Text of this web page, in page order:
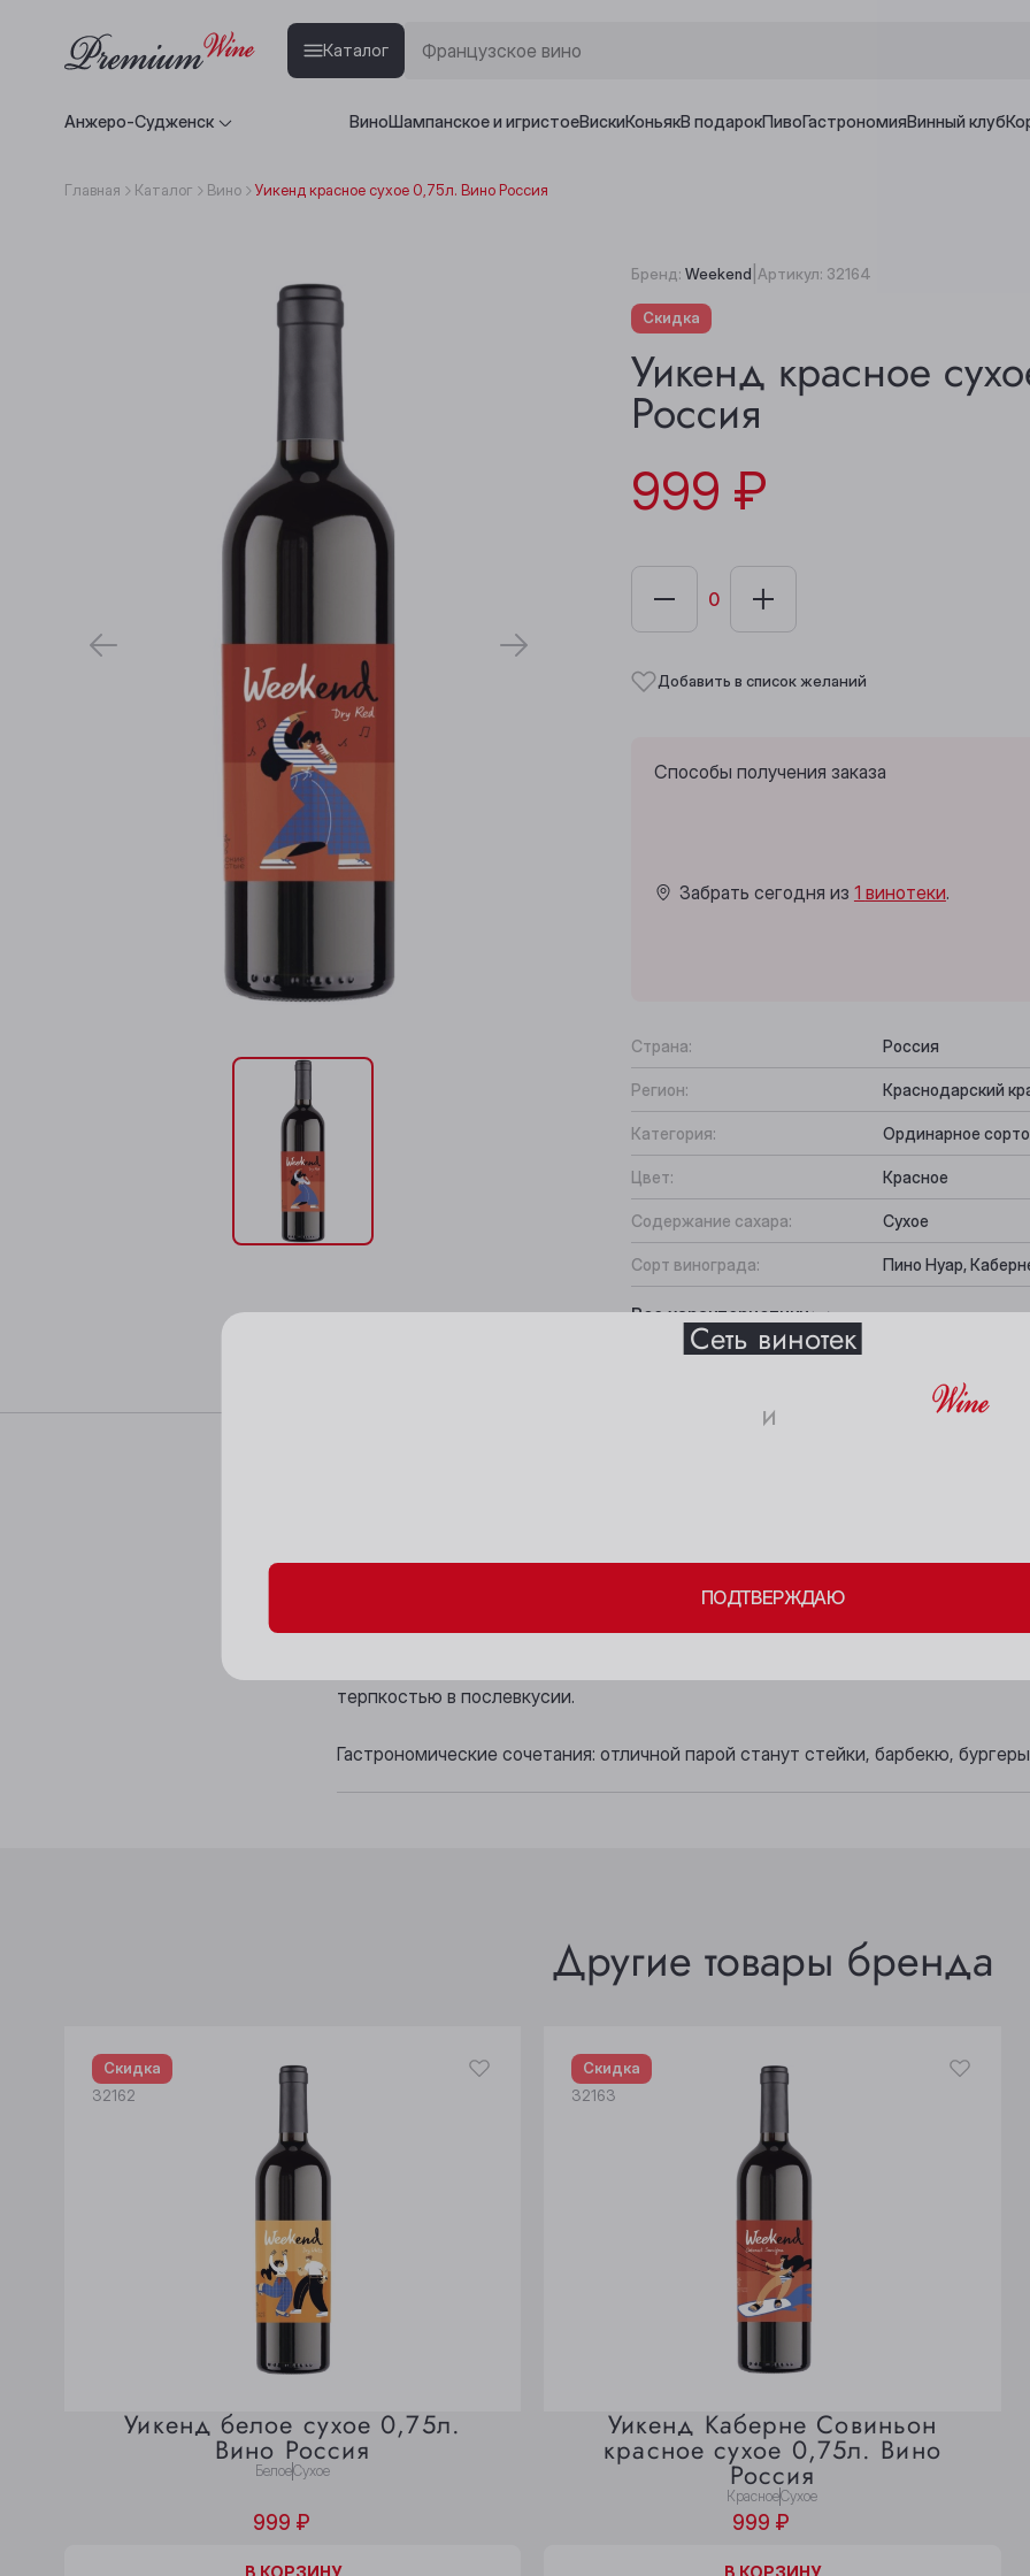
Каталог
Анжеро-Судженск ВиноШампанское и игристоеВискиКоньякВ подарокПивоГастрономияВинный клуб
Главная Каталог Вино Уикенд красное сухое 0,75л. Вино Россия
Бренд: Weekend Артикул: 32164
Скидка
Уикенд красное
Россия
999 ₽
Добавить в список желаний
Способы получения заказа
Забрать сегодня из 1 винотеки.
Страна: Россия
Регион: Краснодарский
Категория: Ординарное
Цвет: Красное
Содержание сахара: Сухое
Сорт винограда: Пино Нуар,
Все характеристики
Вкус: Лёгкий,
Подходит к:
Аромат: элегантный и запоминающийся, тёмная вишня, клюква, специи, а в
Вкус: легкий, питкий, свежий, гармоничный, с хорошо интегрированной
терпкостью в послевкусии.
Гастрономические сочетания: отличной парой станут стейки, барбекю,
Другие товары бренда
Скидка
32162
Уикенд белое сухое 0,75л.
Вино Россия
БелоеСухое
999 ₽
Скидка
32163
Уикенд Каберне Совиньон
красное сухое 0,75л. Вино
Россия
КрасноеСухое
999 ₽
Выберите ваш город
Ленинск-Кузнецкий
Прокопьевск
Сеть винотек
и
ПОДТВЕРЖДАЮ